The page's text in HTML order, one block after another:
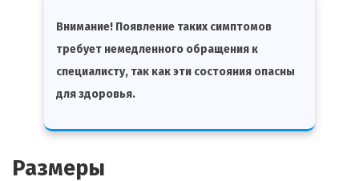
Внимание! Появление таких симптомов
требует немедленного обращения к
специалисту, так как эти состояния опасны
для здоровья.
Размеры